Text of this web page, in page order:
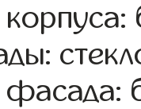
фасада: